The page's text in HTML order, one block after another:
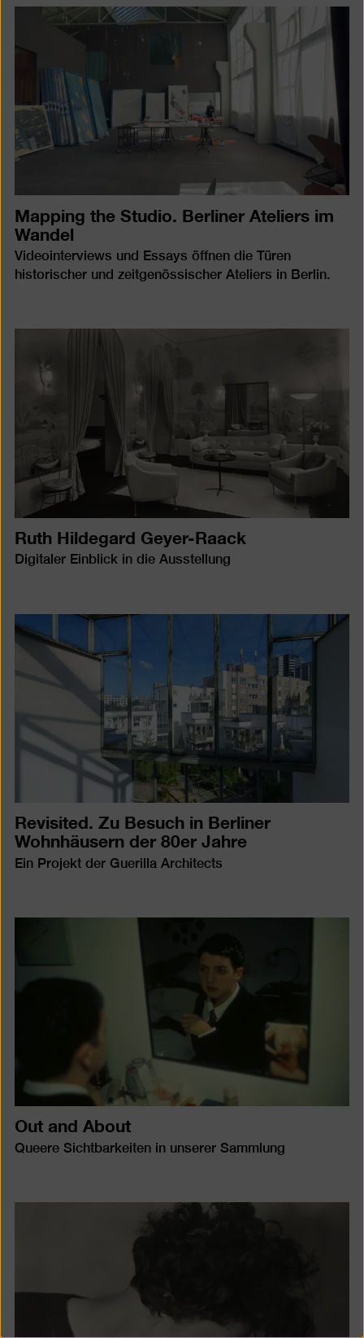
Mapping the Studio. Berliner Ateliers im
Wandel
Videointerviews und Essays öffnen die Türen
historischer und zeitgenössischer Ateliers in Berlin.
Ruth Hildegard Geyer-Raack
Digitaler Einblick in die Ausstellung
Revisited. Zu Besuch in Berliner
Wohnhäusern der 80er Jahre
Ein Projekt der Guerilla Architects
Out and About
Queere Sichtbarkeiten in unserer Sammlung